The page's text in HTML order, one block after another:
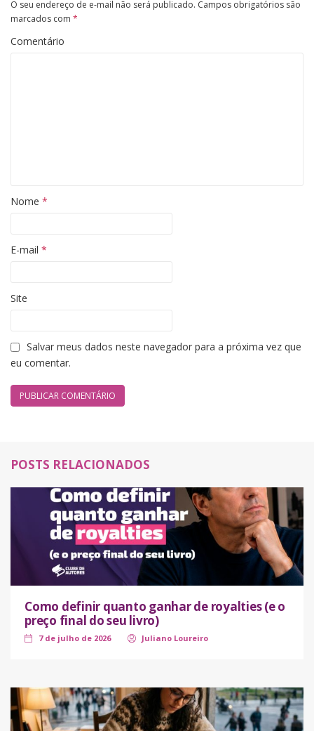
O seu endereço de e-mail não será publicado. Campos obrigatórios são
marcados com *
Comentário
Nome *
E-mail *
Site
Salvar meus dados neste navegador para a próxima vez que
eu comentar.
POSTS RELACIONADOS
Como definir quanto ganhar de royalties (e o
preço final do seu livro)
7 de julho de 2026 Juliano Loureiro